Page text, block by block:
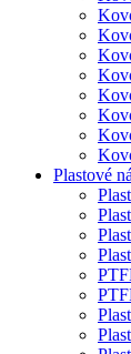
Plastové